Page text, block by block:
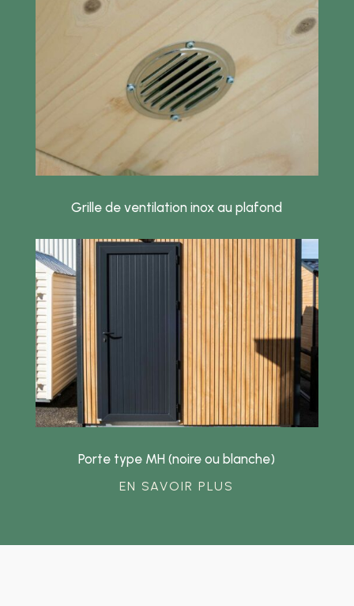
Grille de ventilation inox au plafond
Porte type MH (noire ou blanche)
EN SAVOIR PLUS